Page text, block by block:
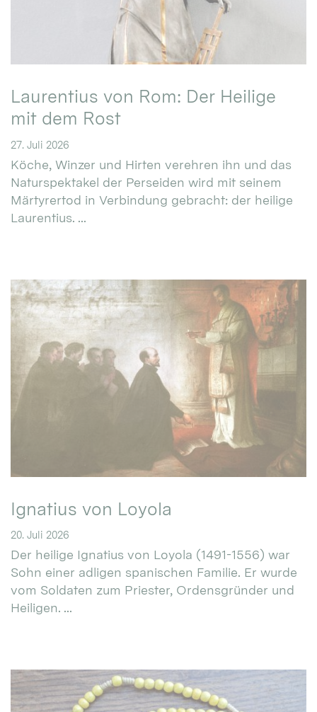
Laurentius von Rom: Der Heilige
mit dem Rost
27. Juli 2026
Köche, Winzer und Hirten verehren ihn und das
Naturspektakel der Perseiden wird mit seinem
Märtyrertod in Verbindung gebracht: der heilige
Laurentius. ...
Ignatius von Loyola
20. Juli 2026
Der heilige Ignatius von Loyola (1491-1556) war
Sohn einer adligen spanischen Familie. Er wurde
vom Soldaten zum Priester, Ordensgründer und
Heiligen. ...